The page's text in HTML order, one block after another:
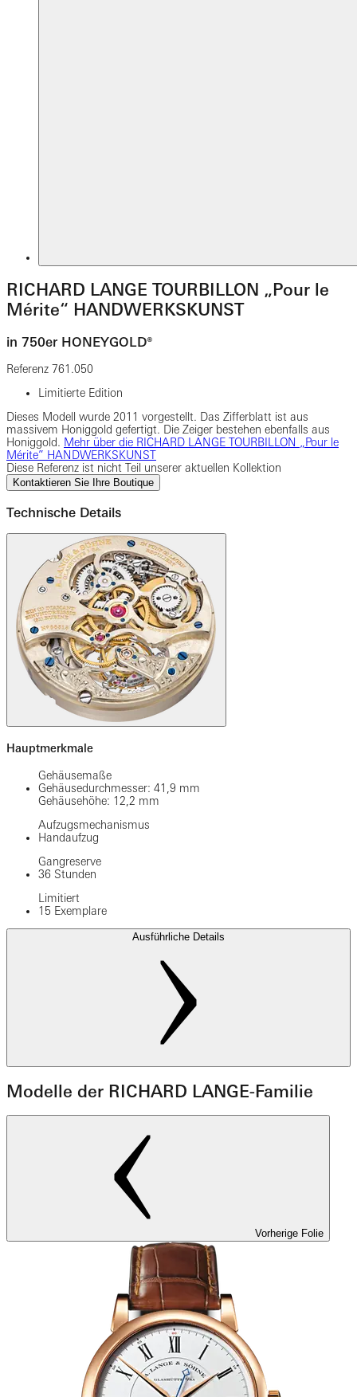
RICHARD LANGE TOURBILLON „Pour le
Mérite“ HANDWERKSKUNST
in 750er HONEYGOLD®
Referenz 761.050
Limitierte Edition
Dieses Modell wurde 2011 vorgestellt. Das Zifferblatt ist aus
massivem Honiggold gefertigt. Die Zeiger bestehen ebenfalls aus
Honiggold. Mehr über die RICHARD LANGE TOURBILLON „Pour le
Mérite” HANDWERKSKUNST
Diese Referenz ist nicht Teil unserer aktuellen Kollektion
Kontaktieren Sie Ihre Boutique
Technische Details
Hauptmerkmale
Gehäusemaße
Gehäusedurchmesser: 41,9 mm
Gehäusehöhe: 12,2 mm
Aufzugsmechanismus
Handaufzug
Gangreserve
36 Stunden
Limitiert
15 Exemplare
Ausführliche Details
Modelle der RICHARD LANGE-Familie
Vorherige Folie